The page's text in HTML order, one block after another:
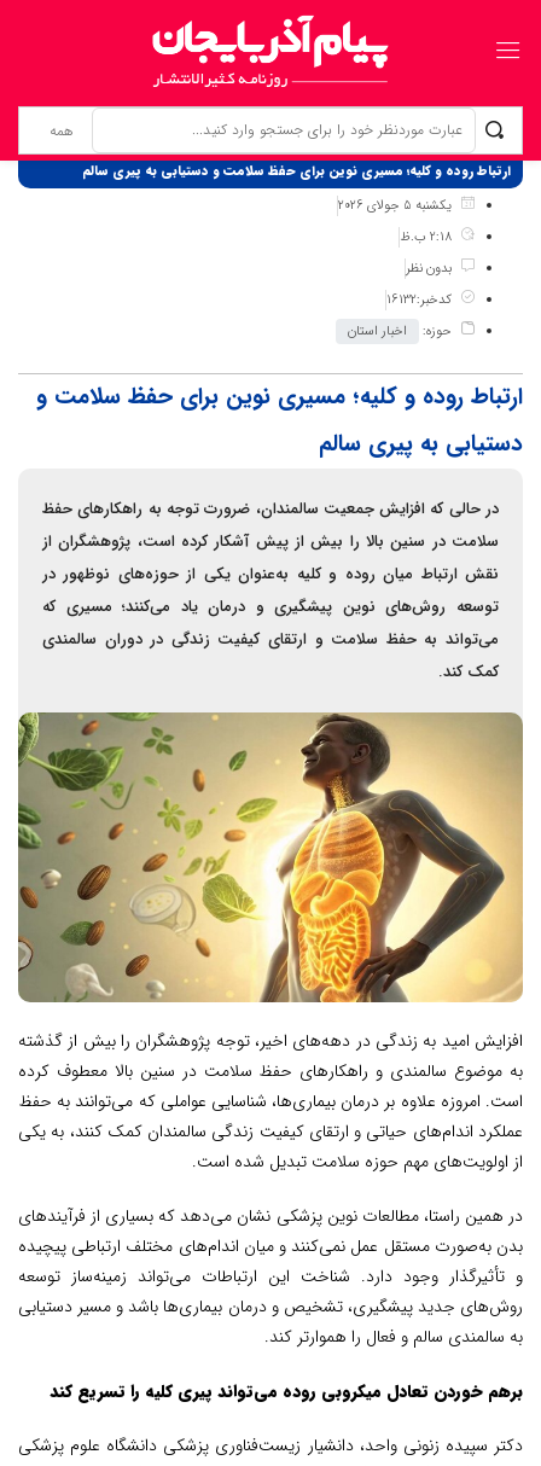
برگ نخست
نوشته‌ها
ارتباط روده و کلیه؛ مسیری نوین برای حفظ سلامت و دستیابی به پیری سالم
یکشنبه 5 جولای 2026
2:18 ب.ظ
بدون نظر
کدخبر:16132
حوزه:
اخبار استان
ارتباط روده و کلیه؛ مسیری نوین برای حفظ سلامت و
دستیابی به پیری سالم
در حالی که افزایش جمعیت سالمندان، ضرورت توجه به راهکارهای حفظ
سلامت در سنین بالا را بیش از پیش آشکار کرده است، پژوهشگران از
نقش ارتباط میان روده و کلیه به‌عنوان یکی از حوزه‌های نوظهور در
توسعه روش‌های نوین پیشگیری و درمان یاد می‌کنند؛ مسیری که
می‌تواند به حفظ سلامت و ارتقای کیفیت زندگی در دوران سالمندی
کمک کند.
افزایش امید به زندگی در دهه‌های اخیر، توجه پژوهشگران را بیش از گذشته
به موضوع سالمندی و راهکارهای حفظ سلامت در سنین بالا معطوف کرده
است. امروزه علاوه بر درمان بیماری‌ها، شناسایی عواملی که می‌توانند به حفظ
عملکرد اندام‌های حیاتی و ارتقای کیفیت زندگی سالمندان کمک کنند، به یکی
از اولویت‌های مهم حوزه سلامت تبدیل شده است.
در همین راستا، مطالعات نوین پزشکی نشان می‌دهد که بسیاری از فرآیندهای
بدن به‌صورت مستقل عمل نمی‌کنند و میان اندام‌های مختلف ارتباطی پیچیده
و تأثیرگذار وجود دارد. شناخت این ارتباطات می‌تواند زمینه‌ساز توسعه
روش‌های جدید پیشگیری، تشخیص و درمان بیماری‌ها باشد و مسیر دستیابی
به سالمندی سالم و فعال را هموارتر کند.
برهم خوردن تعادل میکروبی روده می‌تواند پیری کلیه را تسریع کند
دکتر سپیده زنونی واحد، دانشیار زیست‌فناوری پزشکی دانشگاه علوم پزشکی